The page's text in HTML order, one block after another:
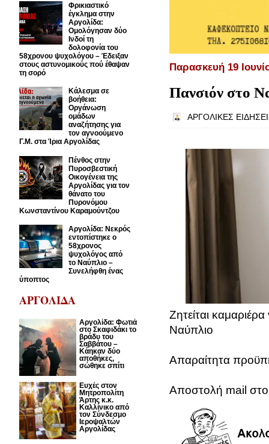
Παρασκευή 19
Πανσιόν στο
ΑΡΓΟΛΙΚΕΣ
Ζητείται
Ναύπλιο
Απαραίτητα
Αποστολή mail
Φρικιαστικό
έγκλημα στην
Αργολίδα:
Ομολόγησαν δύο
Ινδοί τη
δολοφονία του
58χρονου ψυχολόγου – Έδειξαν
στους αστυνομικούς πού έθαψαν
τη σορό
Κάλεσμα σε
βοήθεια:
Οργάνωση
ομάδων
αναζήτησης για
τον αγνοούμενο
Γ.Μ. στα Ίρια Αργολίδας
Πένθος στην
Πυροσβεστική
Οικογένεια της
Αργολίδας για τον
θάνατο του
Πυρονόμου
Κωνσταντίνου Καραμούντζου
Αργολίδα: Νεκρός
εντοπίστηκε ο
58χρονος
ψυχολόγος από
το Ναύπλιο –
Συνελήφθη ένας
ύποπτος
ΑΡΓΟΛΙΔΑ
Αργολίδα: Φωτιά
στο Σκαφιδάκι το
βράδυ του
Σαββάτου –
Κάηκαν δύο
αποθήκες,
σώθηκε σπίτι
Ευχές στον
Μητροπολίτη
Άρτης κ.κ.
Καλλίνικο από
τον Σύνδεσμο
Ιεροψαλτών
Αργολίδας